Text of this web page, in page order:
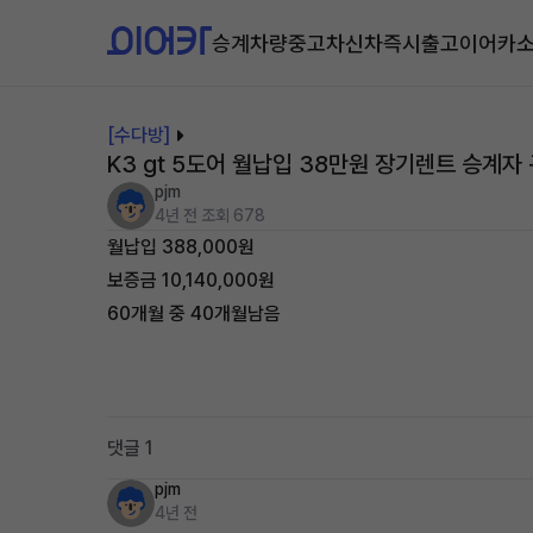
승계차량중고차신차즉시출고이어카
[수다방]
K3 gt 5도어 월납입 38만원 장기렌트 승계자
pjm
4년 전 조회 678
월납입 388,000원
보증금 10,140,000원
60개월 중 40개월남음
댓글 1
pjm
4년 전